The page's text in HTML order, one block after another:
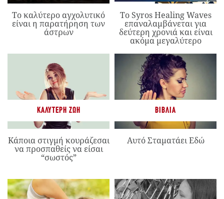
Το καλύτερο αγχολυτικό
είναι η παρατήρηση των
άστρων
Το Syros Healing Waves
επαναλαμβάνεται για
δεύτερη χρονιά και είναι
ακόμα μεγαλύτερο
ΚΑΛΎΤΕΡΗ ΖΩΉ
Κάποια στιγμή κουράζεσαι
να προσπαθείς να είσαι
“σωστός”
ΒΙΒΛΊΑ
Αυτό Σταματάει Εδώ